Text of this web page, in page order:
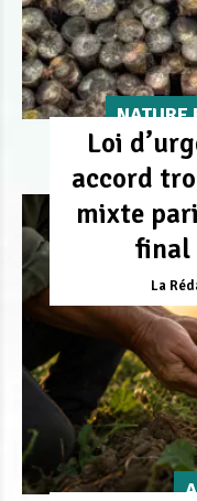
NATURE
Loi
accord
mixte
final
La